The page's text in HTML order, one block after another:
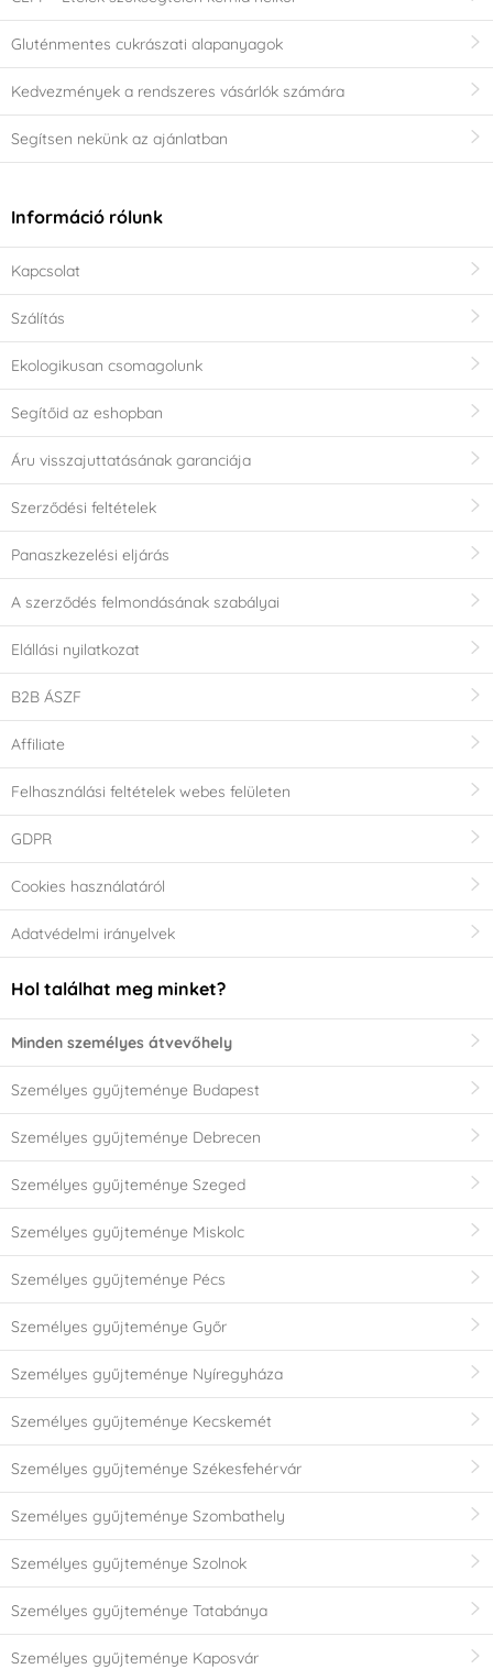
Gluténmentes cukrászati alapanyagok
Kedvezmények a rendszeres vásárlók számára
Segítsen nekünk az ajánlatban
Információ rólunk
Kapcsolat
Szálítás
Ekologikusan csomagolunk
Segítőid az eshopban
Áru visszajuttatásának garanciája
Szerződési feltételek
Panaszkezelési eljárás
A szerződés felmondásának szabályai
Elállási nyilatkozat
B2B ÁSZF
Affiliate
Felhasználási feltételek webes felületen
GDPR
Cookies használatáról
Adatvédelmi irányelvek
Hol találhat meg minket?
Minden személyes átvevőhely
Személyes gyűjteménye Budapest
Személyes gyűjteménye Debrecen
Személyes gyűjteménye Szeged
Személyes gyűjteménye Miskolc
Személyes gyűjteménye Pécs
Személyes gyűjteménye Győr
Személyes gyűjteménye Nyíregyháza
Személyes gyűjteménye Kecskemét
Személyes gyűjteménye Székesfehérvár
Személyes gyűjteménye Szombathely
Személyes gyűjteménye Szolnok
Személyes gyűjteménye Tatabánya
Személyes gyűjteménye Kaposvár